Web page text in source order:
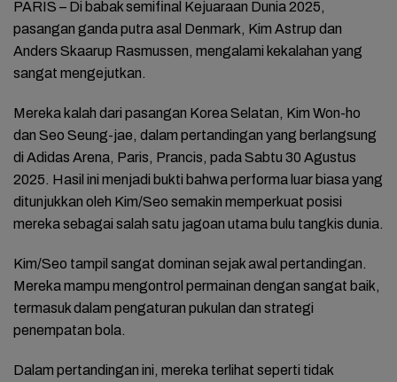
PARIS – Di babak semifinal Kejuaraan Dunia 2025,
pasangan ganda putra asal Denmark, Kim Astrup dan
Anders Skaarup Rasmussen, mengalami kekalahan yang
sangat mengejutkan.
Mereka kalah dari pasangan Korea Selatan, Kim Won-ho
dan Seo Seung-jae, dalam pertandingan yang berlangsung
di Adidas Arena, Paris, Prancis, pada Sabtu 30 Agustus
2025. Hasil ini menjadi bukti bahwa performa luar biasa yang
ditunjukkan oleh Kim/Seo semakin memperkuat posisi
mereka sebagai salah satu jagoan utama bulu tangkis dunia.
Kim/Seo tampil sangat dominan sejak awal pertandingan.
Mereka mampu mengontrol permainan dengan sangat baik,
termasuk dalam pengaturan pukulan dan strategi
penempatan bola.
Dalam pertandingan ini, mereka terlihat seperti tidak